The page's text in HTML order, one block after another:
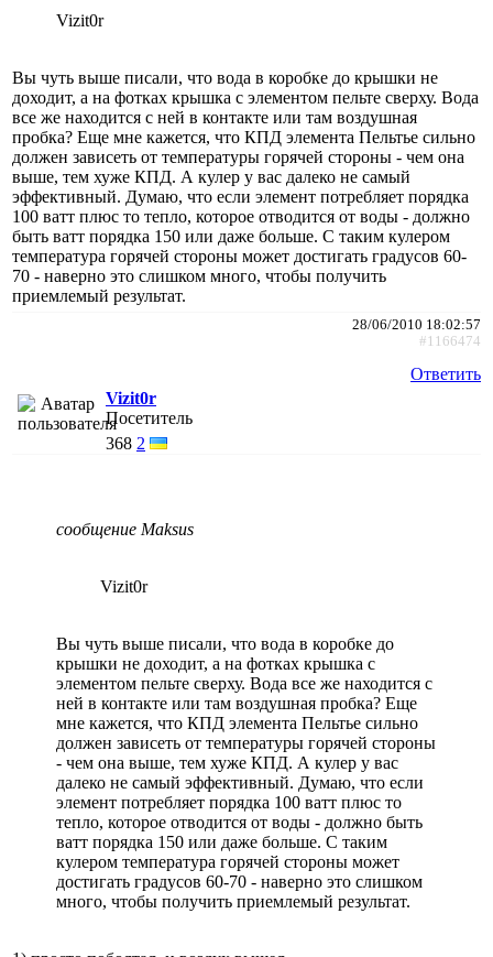
Vizit0r
Вы чуть выше писали, что вода в коробке до крышки не
доходит, а на фотках крышка с элементом пельте сверху. Вода
все же находится с ней в контакте или там воздушная
пробка? Еще мне кажется, что КПД элемента Пельтье сильно
должен зависеть от температуры горячей стороны - чем она
выше, тем хуже КПД. А кулер у вас далеко не самый
эффективный. Думаю, что если элемент потребляет порядка
100 ватт плюс то тепло, которое отводится от воды - должно
быть ватт порядка 150 или даже больше. С таким кулером
температура горячей стороны может достигать градусов 60-
70 - наверно это слишком много, чтобы получить
приемлемый результат.
28/06/2010 18:02:57
#1166474
Ответить
Vizit0r
Посетитель
368 2
сообщение Maksus
Vizit0r
Вы чуть выше писали, что вода в коробке до
крышки не доходит, а на фотках крышка с
элементом пельте сверху. Вода все же находится с
ней в контакте или там воздушная пробка? Еще
мне кажется, что КПД элемента Пельтье сильно
должен зависеть от температуры горячей стороны
- чем она выше, тем хуже КПД. А кулер у вас
далеко не самый эффективный. Думаю, что если
элемент потребляет порядка 100 ватт плюс то
тепло, которое отводится от воды - должно быть
ватт порядка 150 или даже больше. С таким
кулером температура горячей стороны может
достигать градусов 60-70 - наверно это слишком
много, чтобы получить приемлемый результат.